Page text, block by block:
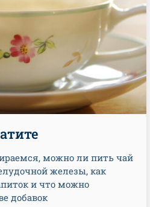
можно ли пить чай
железы, как
и что можно
добавок